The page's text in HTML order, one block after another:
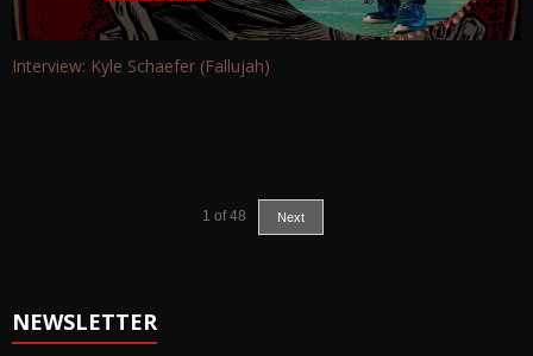
Interview: Kyle Schaefer (Fallujah)
1 of 48 Next
NEWSLETTER